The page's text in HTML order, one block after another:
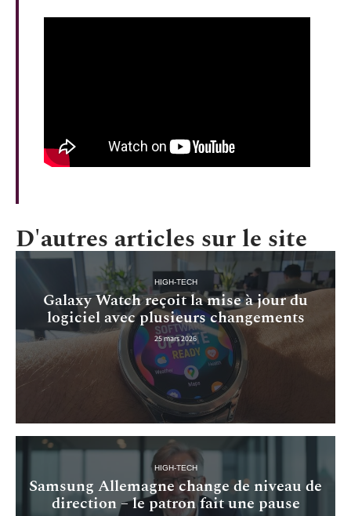
D'autres articles sur le site
HIGH-TECH
Galaxy Watch reçoit la mise à jour du
logiciel avec plusieurs changements
25 mars 2026
HIGH-TECH
Samsung Allemagne change de niveau de
direction – le patron fait une pause